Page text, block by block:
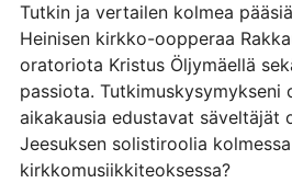
Tutkin ja vertailen kolmea
Heinisen kirkko-oopperaa
oratoriota Kristus Öljymäellä
passiota. Tutkimuskysymykseni
aikakausia edustavat säveltäjät
Jeesuksen solistiroolia
kirkkomusiikkiteoksessa?